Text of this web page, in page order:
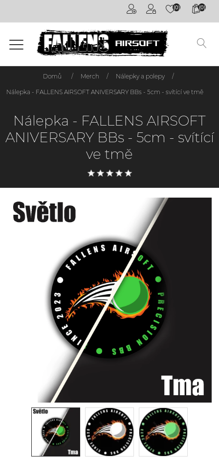
(0) (0)
Airsoftové
kuličky
6mm
oblečení
Outdoorová
Domů / Merch / Nálepky a polepy /
Nálepka - FALLENS AIRSOFT ANIVERSARY BBs - 5cm - svítící ve tmě
Nálepka - FALLENS AIRSOFT
ANIVERSARY BBs - 5cm - svítící
ve tmě